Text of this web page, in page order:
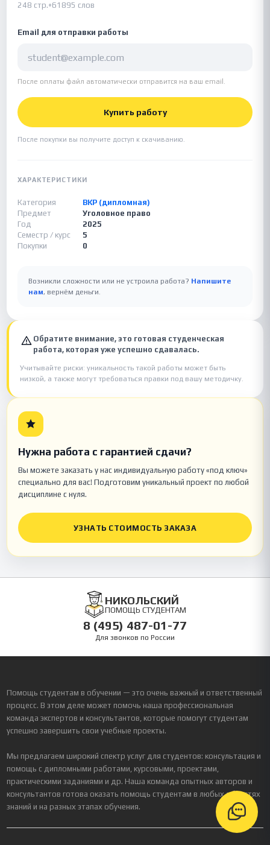
248 стр.•61895 слов
Email для отправки работы
После оплаты файл автоматически отправится на ваш email.
Купить работу
После покупки вы получите доступ к скачиванию.
ХАРАКТЕРИСТИКИ
Категория
ВКР (дипломная)
Предмет
Уголовное право
Год
2025
Семестр / курс
5
Покупки
0
Возникли сложности или не устроила работа? Напишите
нам, вернём деньги.
Обратите внимание, это готовая студенческая
работа, которая уже успешно сдавалась.
Учитывайте риски: уникальность такой работы может быть
низкой, а также могут требоваться правки под вашу методичку.
Нужна работа с гарантией сдачи?
Вы можете заказать у нас индивидуальную работу «под ключ»
специально для вас! Подготовим уникальный проект по любой
дисциплине с нуля.
УЗНАТЬ СТОИМОСТЬ ЗАКАЗА
НИКОЛЬСКИЙ
ПОМОЩЬ СТУДЕНТАМ
8 (495) 487-01-77
Для звонков по России
Помощь студентам в обучении — это очень важный и ответственный
процесс. В этом деле может помочь наша профессиональная
команда экспертов и консультантов, которые помогут студентам
успешно завершить свои учебные проекты.
Мы предлагаем широкий спектр услуг для студентов: консультация и
помощь с дипломными работами, курсовыми, проектами,
практическими заданиями и др. Наша команда опытных авторов и
консультантов готова оказать помощь студентам в любых областях
знаний и на разных этапах обучения.